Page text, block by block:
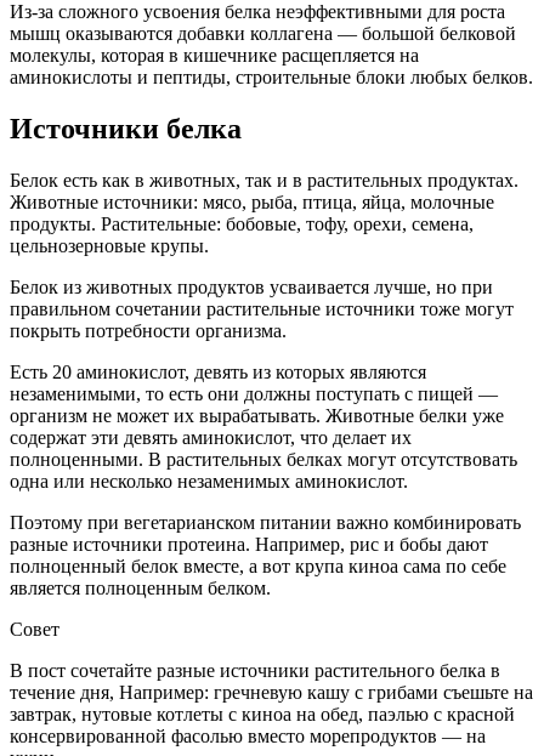
Из-за сложного усвоения белка неэффективными для роста
мышц оказываются добавки коллагена — большой белковой
молекулы, которая в кишечнике расщепляется на
аминокислоты и пептиды, строительные блоки любых белков.
Источники белка
Белок есть как в животных, так и в растительных продуктах.
Животные источники: мясо, рыба, птица, яйца, молочные
продукты. Растительные: бобовые, тофу, орехи, семена,
цельнозерновые крупы.
Белок из животных продуктов усваивается лучше, но при
правильном сочетании растительные источники тоже могут
покрыть потребности организма.
Есть 20 аминокислот, девять из которых являются
незаменимыми, то есть они должны поступать с пищей —
организм не может их вырабатывать. Животные белки уже
содержат эти девять аминокислот, что делает их
полноценными. В растительных белках могут отсутствовать
одна или несколько незаменимых аминокислот.
Поэтому при вегетарианском питании важно комбинировать
разные источники протеина. Например, рис и бобы дают
полноценный белок вместе, а вот крупа киноа сама по себе
является полноценным белком.
Совет
В пост сочетайте разные источники растительного белка в
течение дня, Например: гречневую кашу с грибами съешьте на
завтрак, нутовые котлеты с киноа на обед, паэлью с красной
консервированной фасолью вместо морепродуктов — на